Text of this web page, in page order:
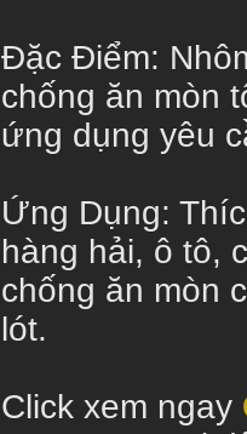
Đặc Điểm:
chống ăn mòn
ứng dụng yêu
Ứng Dụng:
hàng hải, ô tô,
chống ăn mòn
lót.
Click xem ngay